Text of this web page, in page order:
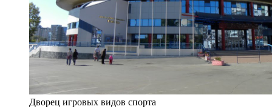
Дворец игровых видов спорта